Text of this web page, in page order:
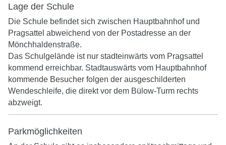
Lage der Schule
Die Schule befindet sich zwischen Hauptbahnhof und
Pragsattel abweichend von der Postadresse an der
Mönchhaldenstraße.
Das Schulgelände ist nur stadteinwärts vom Pragsattel
kommend erreichbar. Stadtauswärts vom Hauptbahnhof
kommende Besucher folgen der ausgeschilderten
Wendeschleife, die direkt vor dem Bülow-Turm rechts
abzweigt.
Parkmöglichkeiten